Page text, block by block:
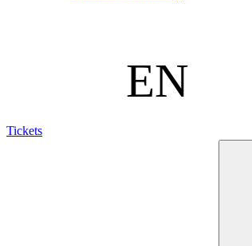
Tickets